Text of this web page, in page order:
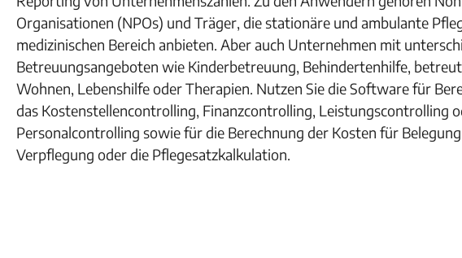
Organisationen (NPOs) und Träger, die stationäre und ambulante
medizinischen Bereich anbieten. Aber auch Unternehmen mit
Betreuungsangeboten wie Kinderbetreuung, Behindertenhilfe,
Wohnen, Lebenshilfe oder Therapien. Nutzen Sie die Software für
das Kostenstellencontrolling, Finanzcontrolling, Leistungscontrolling
Personalcontrolling sowie für die Berechnung der Kosten für
Verpflegung oder die Pflegesatzkalkulation.